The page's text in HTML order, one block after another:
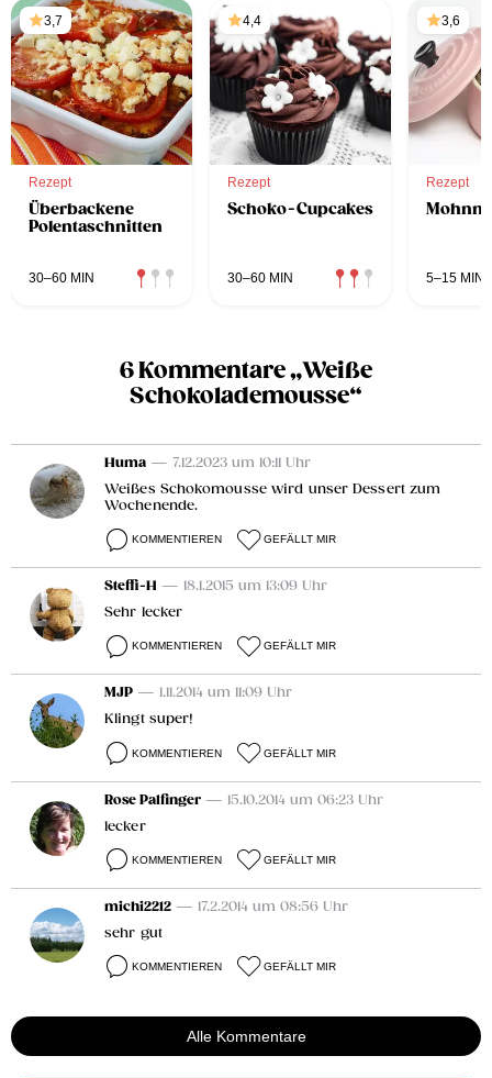
3,7
Rezept
Überbackene
Polentaschnitten
30–60 MIN
4,4
Rezept
Schoko-Cupcakes
30–60 MIN
3,6
Rezept
5–15 MIN
6 Kommentare „Weiße
Schokolademousse“
Huma — 7.12.2023 um 10:11 Uhr
Weißes Schokomousse wird unser Dessert zum
Wochenende.
KOMMENTIEREN GEFÄLLT MIR
Steffi-H — 18.1.2015 um 13:09 Uhr
Sehr lecker
KOMMENTIEREN GEFÄLLT MIR
MJP — 1.11.2014 um 11:09 Uhr
Klingt super!
KOMMENTIEREN GEFÄLLT MIR
Rose Palfinger — 15.10.2014 um 06:23 Uhr
lecker
KOMMENTIEREN GEFÄLLT MIR
michi2212 — 17.2.2014 um 08:56 Uhr
sehr gut
KOMMENTIEREN GEFÄLLT MIR
Alle Kommentare